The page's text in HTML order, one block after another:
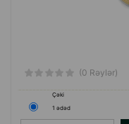
(0 Rəylər)
Çəki
1 ədəd